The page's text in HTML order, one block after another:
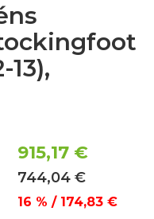
13),
915,17 €
744,04 €
16 % / 174,83 €